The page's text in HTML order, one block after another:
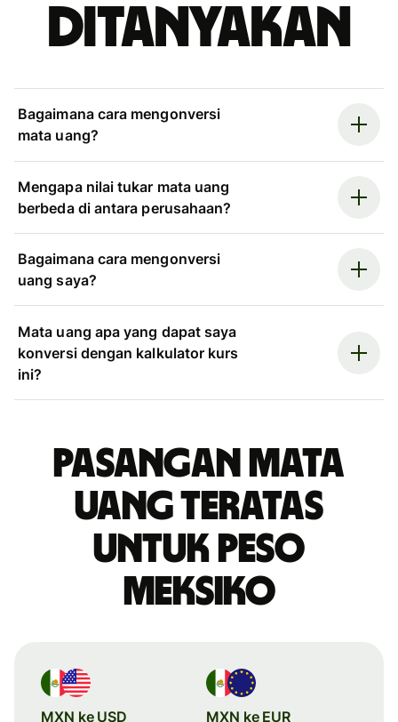
ditanyakan
Bagaimana cara mengonversi
mata uang?
Mengapa nilai tukar mata uang
berbeda di antara perusahaan?
Bagaimana cara mengonversi
uang saya?
Mata uang apa yang dapat saya
konversi dengan kalkulator kurs
ini?
Pasangan mata
uang teratas
untuk peso
Meksiko
MXN ke USD MXN ke EUR